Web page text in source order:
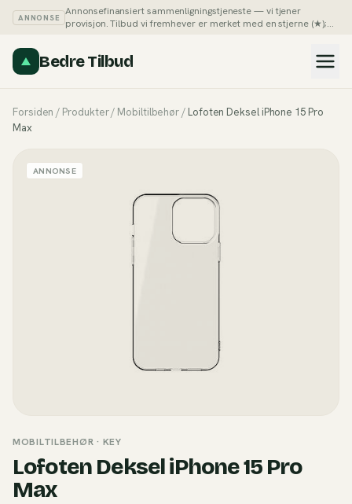
ANNONSE
Annonsefinansiert sammenligningstjeneste — vi tjener
provisjon. Tilbud vi fremhever er merket med en stjerne (★);
Bedre Tilbud
Forsiden / Produkter/ Mobiltilbehør/ Lofoten Deksel iPhone 15 Pro
Max
ANNONSE
MOBILTILBEHØR · KEY
Lofoten Deksel iPhone 15 Pro
Max